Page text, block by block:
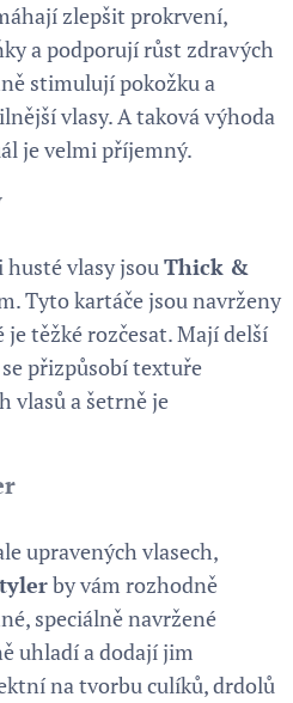
zlepšit prokrvení,
a podporují růst zdravých
stimulují pokožku a
vlasy. A taková výhoda
je velmi příjemný.
vlasy jsouThick &
Tyto kartáče jsou navrženy
je těžké rozčesat. Mají delší
přizpůsobí textuře
vlasů a šetrně je
upravených vlasech,
by vám rozhodně
speciálně navržené
uhladí a dodají jim
na tvorbu culíků, drdolů